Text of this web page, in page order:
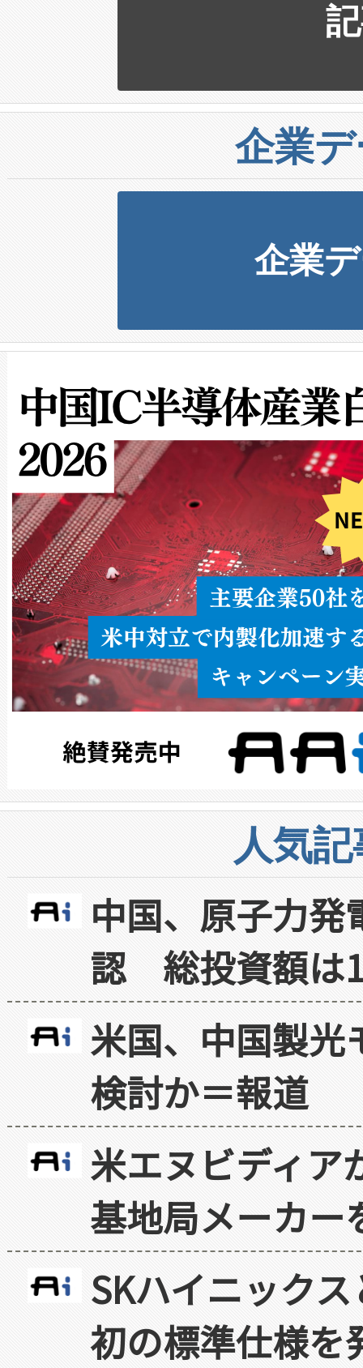
企業
企業
人気
中国、原子力
認 総投資額は
米国、中国製光
検討か＝報道
米エヌビディア
基地局メーカー
SKハイニック
初の標準仕様を